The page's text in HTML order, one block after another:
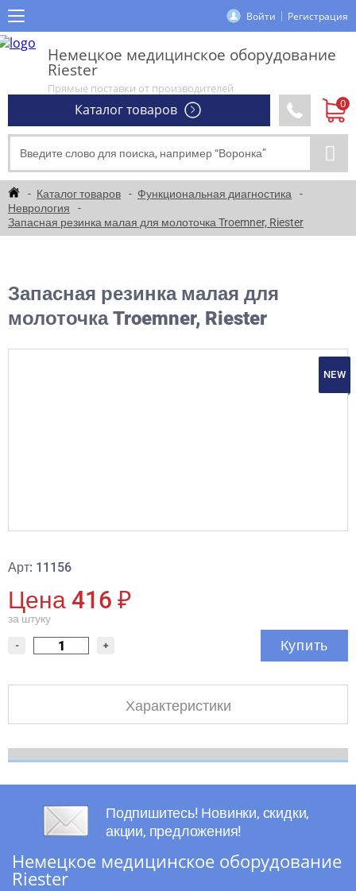
Войти Регистрация
Немецкое медицинское оборудование
Riester
Прямые поставки от производителей
Каталог товаров
Каталог товаров
Функциональная диагностика
Неврология
Запасная резинка малая для молоточка Troemner, Riester
Запасная резинка малая для
молоточка Troemner, Riester
NEW
Арт: 11156
Цена 416 ₽
за штуку
- + Купить
Характеристики
Подпишитесь! Новинки, скидки,
акции, предложения!
Немецкое медицинское оборудование
Riester